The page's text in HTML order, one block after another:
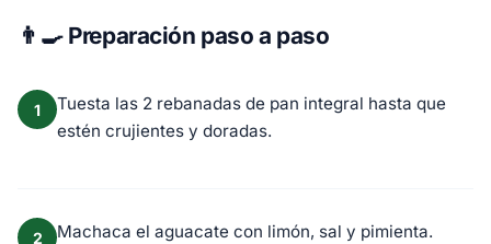
👨‍🍳 Preparación paso a paso
1
Tuesta las 2 rebanadas de pan integral hasta que
estén crujientes y doradas.
2
Machaca el aguacate con limón, sal y pimienta.